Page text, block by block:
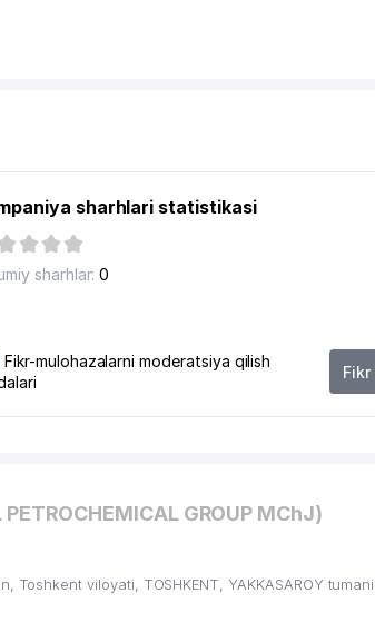
sharhlari statistikasi
sharhlar: 0
Fikr-mulohazalarni moderatsiya qilish
PETROCHEMICAL GROUP MChJ)
Toshkent viloyati, TOSHKENT, YAKKASAROY